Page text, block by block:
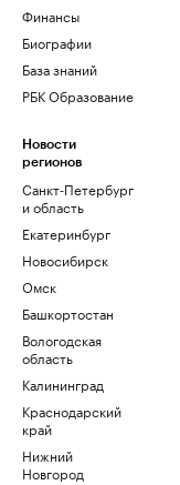
Финансы
Биографии
База знаний
РБК Образование
Новости
регионов
Санкт-Петербург
и область
Екатеринбург
Новосибирск
Омск
Башкортостан
Вологодская
область
Калининград
Краснодарский
край
Нижний
Новгород